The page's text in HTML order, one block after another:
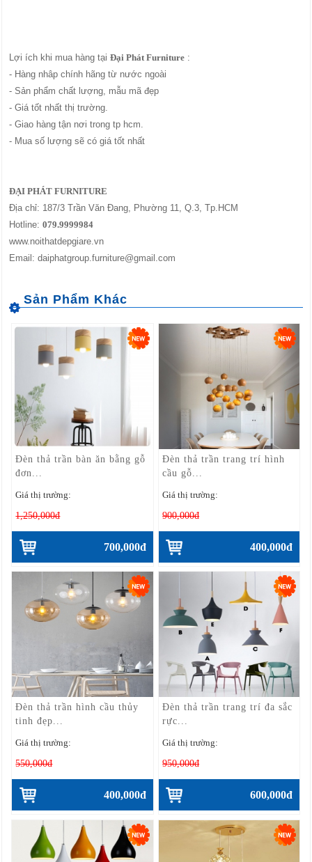
Lợi ích khi mua hàng tạiĐại Phát Furniture :
- Hàng nhâp chính hãng từ nước ngoài
- Sản phẩm chất lượng, mẫu mã đẹp
- Giá tốt nhất thị trường.
- Giao hàng tận nơi trong tp hcm.
- Mua số lượng sẽ có giá tốt nhất
ĐẠI PHÁT FURNITURE
Địa chỉ: 187/3 Trần Văn Đang, Phường 11, Q.3, Tp.HCM
Hotline:079.9999984
www.noithatdepgiare.vn
Email: daiphatgroup.furniture@gmail.com
Đèn thả trần bàn ăn bằng gỗ
đơn...
Giá thị trường:
1,250,000đ
700,000đ
Đèn thả trần trang trí hình
cầu gỗ...
Giá thị trường:
900,000đ
400,000đ
Đèn thả trần hình cầu thủy
tinh đẹp...
Giá thị trường:
550,000đ
400,000đ
Đèn thả trần trang trí đa sắc
rực...
Giá thị trường:
950,000đ
600,000đ